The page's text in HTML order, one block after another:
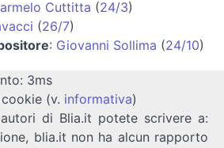
Cuttitta (24/3)
(26/7)
: Giovanni Sollima (24/10)
3ms
(v. informativa)
di Blia.it potete scrivere a:
blia.it non ha alcun rapporto